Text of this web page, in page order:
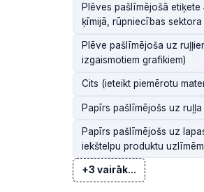
Plēves pašlīmējošā
ķīmijā, rūpniecības sektora
Plēve pašlīmējoša uz
izgaismotiem grafikiem)
Cits (ieteikt piemērotu
Papīrs pašlīmējošs uz
Papīrs pašlīmējošs uz
iekštelpu produktu
+3 vairāk...